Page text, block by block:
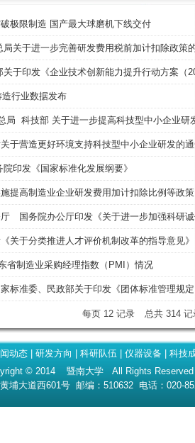
极限制造 国产最大球磨机下线交付
局关于进一步完善研发费用税前加计扣除政策
关于印发《企业技术创新能力提升行动方案
行业数据发布
局 科技部 关于进一步提高科技型中小企业研
于营造更好环境支持科技型中小企业研发的
印发《国家标准化发展纲要》
提高制造业企业研发费用加计扣除比例等政策
国务院办公厅印发《关于进一步加强科研诚
关于分类推进人才评价机制改革的指导意见》
省制造业采购经理指数（PMI）情况
标准委、民政部关于印发《团体标准管理规
每页 12 记录 总共 314 记
动态| 研发方向 科研队伍 仪器设备 科技
© 2014 暨南大学 All Rights Reserved
埔大道西601号 邮编：510632 电话：020-